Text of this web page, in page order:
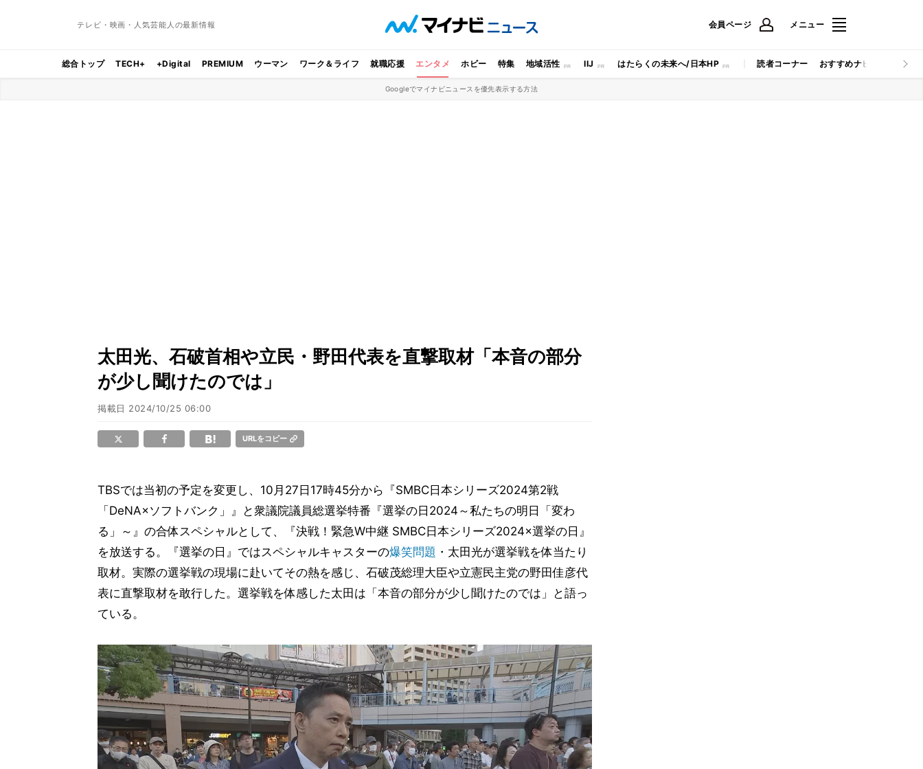
テレビ・映画・人気芸能人の最新情報 会員ページ メニュー
総合トップ TECH+ +Digital PREMIUM ウーマン ワーク＆ライフ 就職応援 エンタメ ホビー 特集 地域活性 IIJ はたらくの未来へ/日本HP 読者コーナー おすすめナビ マイナビ
Googleでマイナビニュースを優先表示する方法
太田光、石破首相や立民・野田代表を直撃取材「本音の部分
が少し聞けたのでは」
掲載日 2024/10/25 06:00
URLをコピー
TBSでは当初の予定を変更し、10月27日17時45分から『SMBC日本シリーズ2024第2戦
「DeNA×ソフトバンク」』と衆議院議員総選挙特番『選挙の日2024～私たちの明日「変わ
る」～』の合体スペシャルとして、『決戦！緊急W中継 SMBC日本シリーズ2024×選挙の日』
を放送する。『選挙の日』ではスペシャルキャスターの爆笑問題 ・太田光が選挙戦を体当たり
取材。実際の選挙戦の現場に赴いてその熱を感じ、石破茂総理大臣や立憲民主党の野田佳彦代
表に直撃取材を敢行した。選挙戦を体感した太田は「本音の部分が少し聞けたのでは」と語っ
ている。